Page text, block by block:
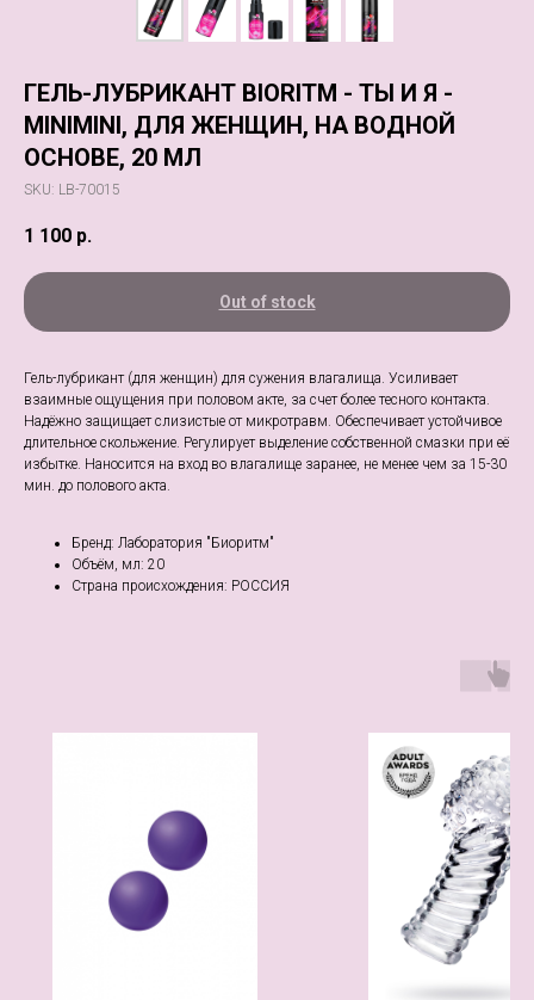
ГЕЛЬ-ЛУБРИКАНТ BIORITM - ТЫ И Я -
MINIMINI, ДЛЯ ЖЕНЩИН, НА ВОДНОЙ
ОСНОВЕ, 20 МЛ
SKU: LB-70015
1 100 р.
Out of stock
Гель-лубрикант (для женщин) для сужения влагалища. Усиливает
взаимные ощущения при половом акте, за счет более тесного контакта.
Надёжно защищает слизистые от микротравм. Обеспечивает устойчивое
длительное скольжение. Регулирует выделение собственной смазки при её
избытке. Наносится на вход во влагалище заранее, не менее чем за 15-30
мин. до полового акта.
Бренд: Лаборатория "Биоритм"
Объём, мл: 20
Страна происхождения: РОССИЯ